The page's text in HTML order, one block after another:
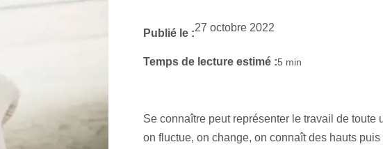
Publié le :27 octobre 2022
Temps de lecture estimé :5 min
Se connaître peut représenter le travail de toute
on fluctue, on change, on connaît des hauts